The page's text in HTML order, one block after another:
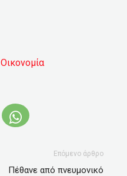
Οικονομία
Επόμενο άρθρο
Πέθανε από πνευμονικό